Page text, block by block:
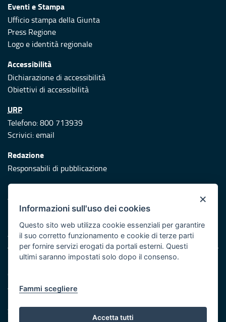
Eventi e Stampa
Ufficio stampa della Giunta
Press Regione
Logo e identità regionale
Accessibilità
Dichiarazione di accessibilità
Obiettivi di accessibilità
URP
Telefono: 800 713939
Scrivici:email
Redazione
Responsabili di pubblicazione
Protezione civile
Vai al sito di Protezione Civile Puglia
Iniziativa finanziata con risorse del POR Puglia 2014/2020 -
Asse XI
Note legali
Cookie e privacy
Atti di notifica
Servizi Intranet
×
Informazioni sull'uso dei cookies
Questo sito web utilizza cookie essenziali per garantire
il suo corretto funzionamento e cookie di terze parti
per fornire servizi erogati da portali esterni. Questi
ultimi saranno impostati solo dopo il consenso.
Fammi scegliere
Accetta tutti